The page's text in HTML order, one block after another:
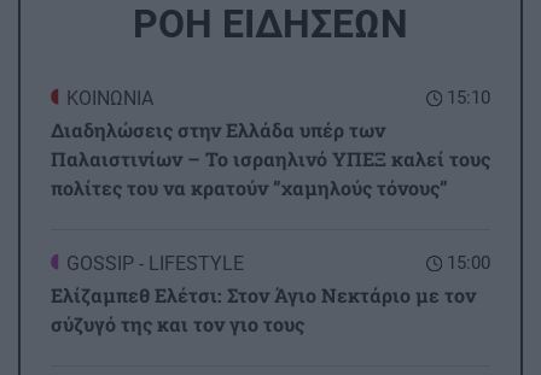
ΡΟΗ ΕΙΔΗΣΕΩΝ
15:10
ΚΟΙΝΩΝΙΑ
Διαδηλώσεις στην Ελλάδα υπέρ των
Παλαιστινίων – Το ισραηλινό ΥΠΕΞ καλεί τους
πολίτες του να κρατούν ”χαμηλούς τόνους”
15:00
GOSSIP - LIFESTYLE
Ελίζαμπεθ Ελέτσι: Στον Άγιο Νεκτάριο με τον
σύζυγό της και τον γιο τους